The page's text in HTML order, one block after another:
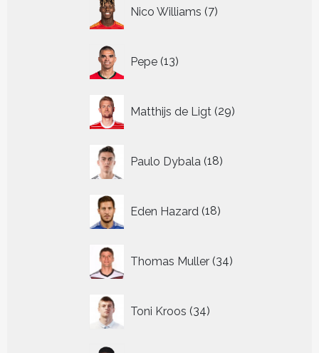
Nico Williams 7
producten
Pepe 13
producten
Matthijs de Ligt 29
producten
Paulo Dybala 18
producten
Eden Hazard 18
producten
Thomas Muller 34
producten
Toni Kroos 34
producten